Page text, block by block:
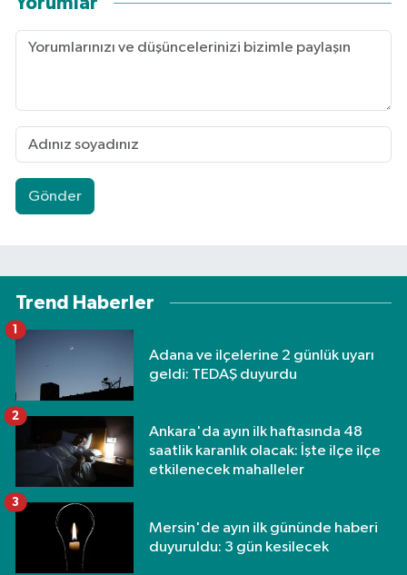
Gönder
Trend Haberler
Adana ve ilçelerine 2 günlük uyarı
geldi: TEDAŞ duyurdu
1
Ankara'da ayın ilk haftasında 48
saatlik karanlık olacak: İşte ilçe ilçe
etkilenecek mahalleler
2
Mersin'de ayın ilk gününde haberi
duyuruldu: 3 gün kesilecek
3